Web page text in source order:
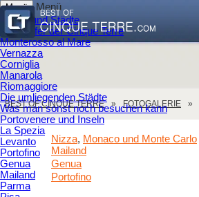
Menü
Menü
Dörfer und Städte
Die Dörfer der Cinque Terre
Monterosso al Mare
Vernazza
Corniglia
Manarola
Riomaggiore
Die umliegenden Städte
Was man sonst noch besuchen kann
Portovenere und Inseln
La Spezia
Levanto
Portofino
Genua
Mailand
Parma
BEST OF CINQUE TERRE FOTOGALERIE
Genua
Mailand
Nizza, Monaco und Monte Carlo
Portofino